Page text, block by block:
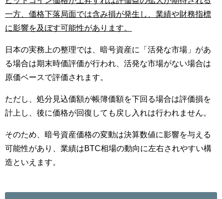
一方、価格下落局面では含み損が発生し、業績や財務指標
に影響を及ぼす可能性があります。
日本の実務上の整理では、暗号資産に「活発な市場」があ
る場合は期末時価評価が行われ、活発な市場がない場合は
原価ベースで評価されます。
ただし、処分見込価額が帳簿価額を下回る場合は評価損を
計上し、後に価格が回復しても戻し入れは行われません。
そのため、暗号資産価格の変動は決算数値に影響を与える
可能性があり、業績はBTC相場の動向に左右されやすい構
造といえます。